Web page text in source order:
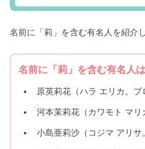
名前に「莉」を含む有名人を紹介し
名前に「莉」を含む有名人は
原英莉花（ハラ エリカ。プ
河本茉莉花（カワモト マリ
小島亜莉沙（コジマ アリサ